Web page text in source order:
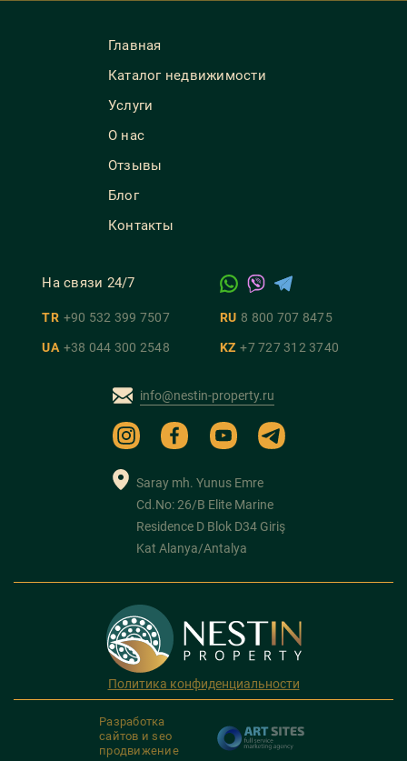
Главная
Каталог недвижимости
Услуги
О нас
Отзывы
Блог
Контакты
На связи 24/7
TR +90 532 399 7507 RU 8 800 707 8475
UA +38 044 300 2548 KZ +7 727 312 3740
info@nestin-property.ru
Saray mh. Yunus Emre
Cd.No: 26/B Elite Marine
Residence D Blok D34 Giriş
Kat Alanya/Antalya
Политика конфиденциальности
Разработка
сайтов и seo
продвижение